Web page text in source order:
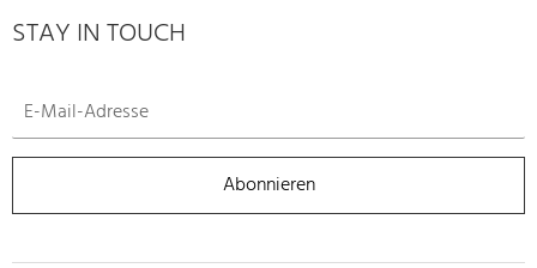
STAY IN TOUCH
Abonnieren